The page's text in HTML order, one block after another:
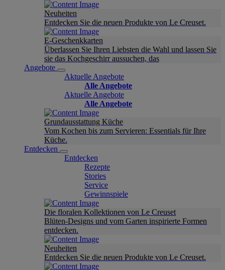
Neuheiten
Entdecken Sie die neuen Produkte von Le Creuset.
E-Geschenkkarten
Überlassen Sie Ihren Liebsten die Wahl und lassen Sie
sie das Kochgeschirr aussuchen, das
Angebote
Aktuelle Angebote
Alle Angebote
Aktuelle Angebote
Alle Angebote
Grundausstattung Küche
Vom Kochen bis zum Servieren: Essentials für Ihre
Küche.
Entdecken
Entdecken
Rezepte
Stories
Service
Gewinnspiele
Die floralen Kollektionen von Le Creuset
Blüten-Designs und vom Garten inspirierte Formen
entdecken.
Neuheiten
Entdecken Sie die neuen Produkte von Le Creuset.